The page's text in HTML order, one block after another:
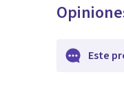
Este